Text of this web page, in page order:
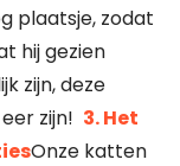
plaatsje, zodat
hij gezien
zijn, deze
zijn! 3. Het
Onze katten